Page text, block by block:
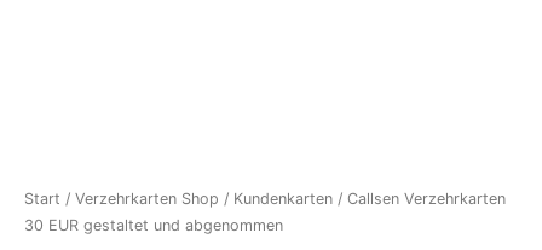
Start / Verzehrkarten Shop / Kundenkarten / Callsen Verzehrkarten
30 EUR gestaltet und abgenommen